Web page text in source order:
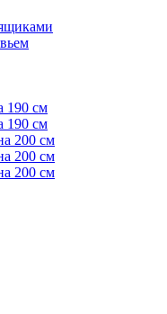
190 см
190 см
200 см
200 см
200 см